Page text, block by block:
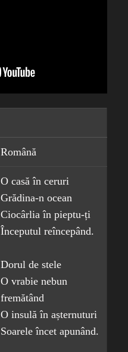
Română
O casă în ceruri
Grădina-n ocean
Ciocârlia în pieptu-ți
Începutul reîncepând.
Dorul de stele
O vrabie nebun
fremătând
O insulă în așternuturi
Soarele încet apunând.